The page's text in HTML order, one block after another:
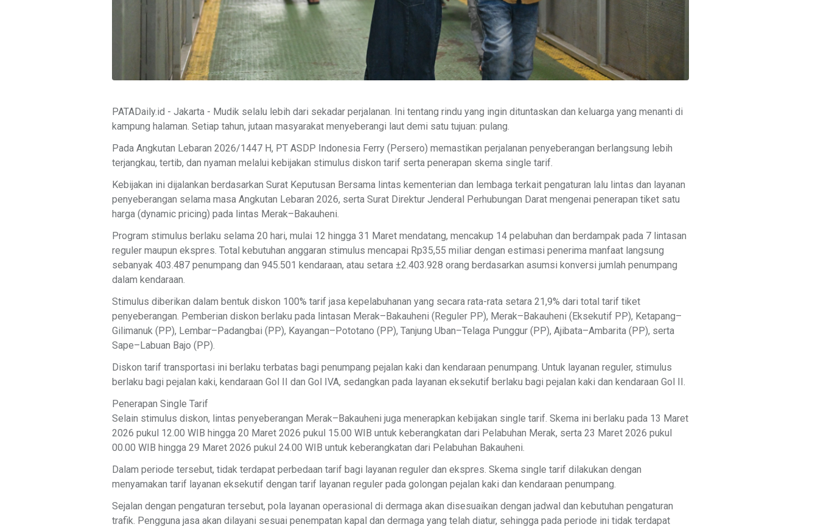
PATADaily.id - Jakarta - Mudik selalu lebih dari sekadar perjalanan. Ini tentang rindu yang ingin dituntaskan dan keluarga yang menanti di
kampung halaman. Setiap tahun, jutaan masyarakat menyeberangi laut demi satu tujuan: pulang.
Pada Angkutan Lebaran 2026/1447 H, PT ASDP Indonesia Ferry (Persero) memastikan perjalanan penyeberangan berlangsung lebih
terjangkau, tertib, dan nyaman melalui kebijakan stimulus diskon tarif serta penerapan skema single tarif.
Kebijakan ini dijalankan berdasarkan Surat Keputusan Bersama lintas kementerian dan lembaga terkait pengaturan lalu lintas dan layanan
penyeberangan selama masa Angkutan Lebaran 2026, serta Surat Direktur Jenderal Perhubungan Darat mengenai penerapan tiket satu
harga (dynamic pricing) pada lintas Merak–Bakauheni.
Program stimulus berlaku selama 20 hari, mulai 12 hingga 31 Maret mendatang, mencakup 14 pelabuhan dan berdampak pada 7 lintasan
reguler maupun ekspres. Total kebutuhan anggaran stimulus mencapai Rp35,55 miliar dengan estimasi penerima manfaat langsung
sebanyak 403.487 penumpang dan 945.501 kendaraan, atau setara ±2.403.928 orang berdasarkan asumsi konversi jumlah penumpang
dalam kendaraan.
Stimulus diberikan dalam bentuk diskon 100% tarif jasa kepelabuhanan yang secara rata-rata setara 21,9% dari total tarif tiket
penyeberangan. Pemberian diskon berlaku pada lintasan Merak–Bakauheni (Reguler PP), Merak–Bakauheni (Eksekutif PP), Ketapang–
Gilimanuk (PP), Lembar–Padangbai (PP), Kayangan–Pototano (PP), Tanjung Uban–Telaga Punggur (PP), Ajibata–Ambarita (PP), serta
Sape–Labuan Bajo (PP).
Diskon tarif transportasi ini berlaku terbatas bagi penumpang pejalan kaki dan kendaraan penumpang. Untuk layanan reguler, stimulus
berlaku bagi pejalan kaki, kendaraan Gol II dan Gol IVA, sedangkan pada layanan eksekutif berlaku bagi pejalan kaki dan kendaraan Gol II.
Penerapan Single Tarif
Selain stimulus diskon, lintas penyeberangan Merak–Bakauheni juga menerapkan kebijakan single tarif. Skema ini berlaku pada 13 Maret
2026 pukul 12.00 WIB hingga 20 Maret 2026 pukul 15.00 WIB untuk keberangkatan dari Pelabuhan Merak, serta 23 Maret 2026 pukul
00.00 WIB hingga 29 Maret 2026 pukul 24.00 WIB untuk keberangkatan dari Pelabuhan Bakauheni.
Dalam periode tersebut, tidak terdapat perbedaan tarif bagi layanan reguler dan ekspres. Skema single tarif dilakukan dengan
menyamakan tarif layanan eksekutif dengan tarif layanan reguler pada golongan pejalan kaki dan kendaraan penumpang.
Sejalan dengan pengaturan tersebut, pola layanan operasional di dermaga akan disesuaikan dengan jadwal dan kebutuhan pengaturan
trafik. Pengguna jasa akan dilayani sesuai penempatan kapal dan dermaga yang telah diatur, sehingga pada periode ini tidak terdapat